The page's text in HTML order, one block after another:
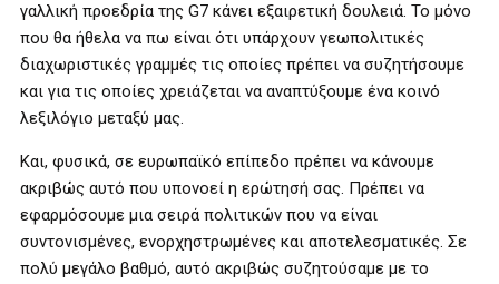
γαλλική προεδρία της G7 κάνει εξαιρετική δουλειά. Το μόνο
που θα ήθελα να πω είναι ότι υπάρχουν γεωπολιτικές
διαχωριστικές γραμμές τις οποίες πρέπει να συζητήσουμε
και για τις οποίες χρειάζεται να αναπτύξουμε ένα κοινό
λεξιλόγιο μεταξύ μας.
Και, φυσικά, σε ευρωπαϊκό επίπεδο πρέπει να κάνουμε
ακριβώς αυτό που υπονοεί η ερώτησή σας. Πρέπει να
εφαρμόσουμε μια σειρά πολιτικών που να είναι
συντονισμένες, ενορχηστρωμένες και αποτελεσματικές. Σε
πολύ μεγάλο βαθμό, αυτό ακριβώς συζητούσαμε με το